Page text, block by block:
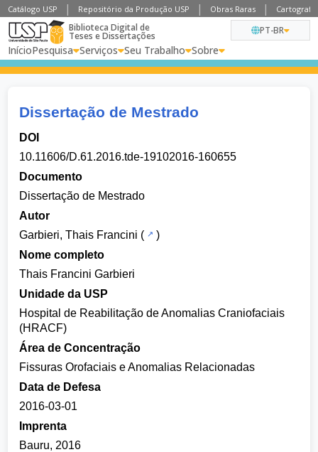
Catálogo USP Repositório da Produção USP Obras Raras
Biblioteca Digital de
Teses e Dissertações
InícioPesquisa Serviços Seu Trabalho Sobre
PT-BR
Dissertação de Mestrado
DOI
10.11606/D.61.2016.tde-19102016-160655
Documento
Dissertação de Mestrado
Autor
Garbieri, Thais Francini (
)
Nome completo
Thais Francini Garbieri
Unidade da USP
Hospital de Reabilitação de Anomalias Craniofaciais
(HRACF)
Área de Concentração
Fissuras Orofaciais e Anomalias Relacionadas
Data de Defesa
2016-03-01
Imprenta
Bauru, 2016